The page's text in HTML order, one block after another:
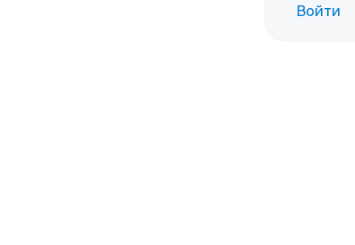
Войти